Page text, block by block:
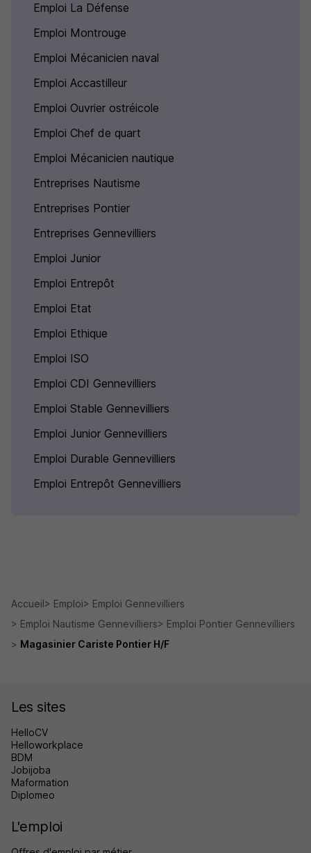
Emploi La Défense
Emploi Montrouge
Emploi Mécanicien naval
Emploi Accastilleur
Emploi Ouvrier ostréicole
Emploi Chef de quart
Emploi Mécanicien nautique
Entreprises Nautisme
Entreprises Pontier
Entreprises Gennevilliers
Emploi Junior
Emploi Entrepôt
Emploi Etat
Emploi Ethique
Emploi ISO
Emploi CDI Gennevilliers
Emploi Stable Gennevilliers
Emploi Junior Gennevilliers
Emploi Durable Gennevilliers
Emploi Entrepôt Gennevilliers
Accueil Emploi
Emploi Gennevilliers
Emploi Nautisme Gennevilliers
Emploi Pontier Gennevilliers
Magasinier Cariste Pontier H/F
Les sites
HelloCV
Helloworkplace
BDM
Jobijoba
Maformation
Diplomeo
L'emploi